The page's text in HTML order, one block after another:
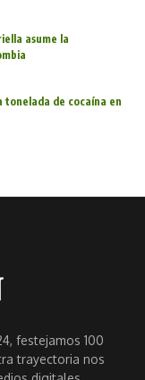
asume la
tonelada de cocaína en
festejamos 100
trayectoria nos